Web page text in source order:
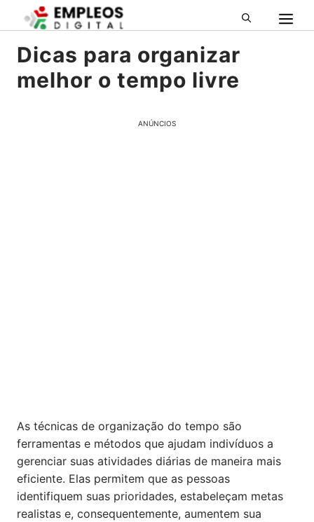
Pular
para
conteúdo
Dicas para organizar
melhor o tempo livre
ANÚNCIOS
As técnicas de organização do tempo são
ferramentas e métodos que ajudam indivíduos a
gerenciar suas atividades diárias de maneira mais
eficiente. Elas permitem que as pessoas
identifiquem suas prioridades, estabeleçam metas
realistas e, consequentemente, aumentem sua